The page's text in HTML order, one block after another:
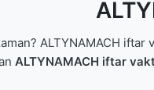
ALTYNAMACH iftar
ALTYNAMACH iftar